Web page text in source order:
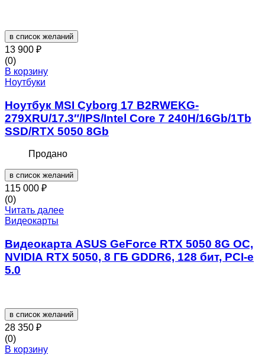
в список желаний
13 900 ₽
(0)
В корзину
Ноутбуки
Ноутбук MSI Cyborg 17 B2RWEKG-
279XRU/17.3″/IPS/Intel Core 7 240H/16Gb/1Tb
SSD/RTX 5050 8Gb
Продано
в список желаний
115 000 ₽
(0)
Читать далее
Видеокарты
Видеокарта ASUS GeForce RTX 5050 8G OC,
NVIDIA RTX 5050, 8 ГБ GDDR6, 128 бит, PCI-e
5.0
в список желаний
28 350 ₽
(0)
В корзину